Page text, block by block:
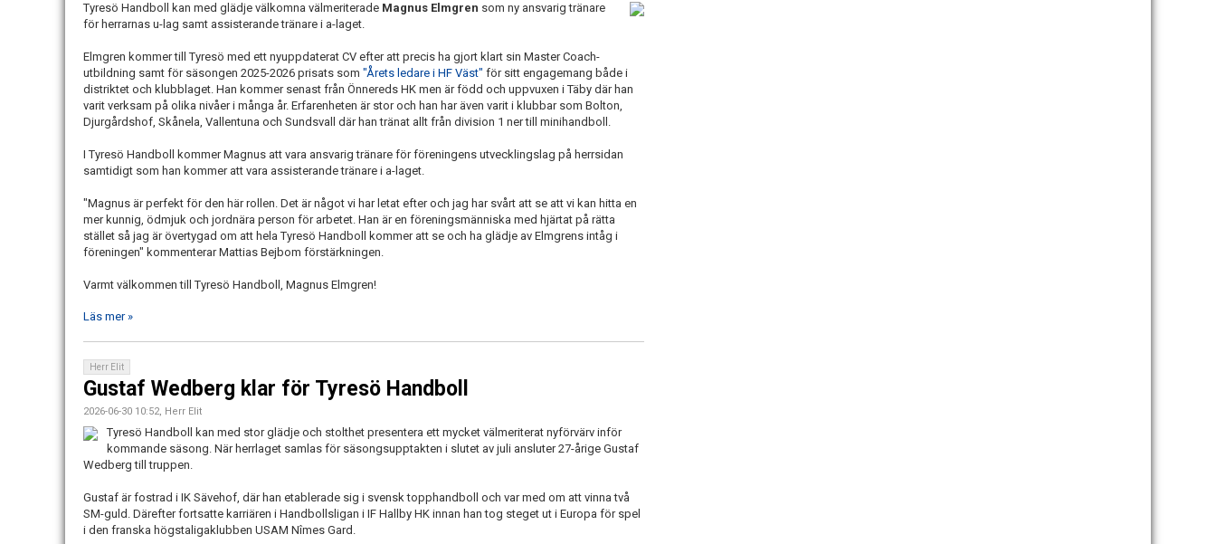
Tyresö Handboll kan med glädje välkomna välmeriterade Magnus Elmgren som ny ansvarig tränare
för herrarnas u-lag samt assisterande tränare i a-laget.
Elmgren kommer till Tyresö med ett nyuppdaterat CV efter att precis ha gjort klart sin Master Coach-
utbildning samt för säsongen 2025-2026 prisats som "Årets ledare i HF Väst" för sitt engagemang både i
distriktet och klubblaget. Han kommer senast från Önnereds HK men är född och uppvuxen i Täby där han
varit verksam på olika nivåer i många år. Erfarenheten är stor och han har även varit i klubbar som Bolton,
Djurgårdshof, Skånela, Vallentuna och Sundsvall där han tränat allt från division 1 ner till minihandboll.
I Tyresö Handboll kommer Magnus att vara ansvarig tränare för föreningens utvecklingslag på herrsidan
samtidigt som han kommer att vara assisterande tränare i a-laget.
"Magnus är perfekt för den här rollen. Det är något vi har letat efter och jag har svårt att se att vi kan hitta en
mer kunnig, ödmjuk och jordnära person för arbetet. Han är en föreningsmänniska med hjärtat på rätta
stället så jag är övertygad om att hela Tyresö Handboll kommer att se och ha glädje av Elmgrens intåg i
föreningen" kommenterar Mattias Bejbom förstärkningen.
Varmt välkommen till Tyresö Handboll, Magnus Elmgren!
Läs mer »
Herr Elit
Gustaf Wedberg klar för Tyresö Handboll
2026-06-30 10:52, Herr Elit
Tyresö Handboll kan med stor glädje och stolthet presentera ett mycket välmeriterat nyförvärv inför
kommande säsong. När herrlaget samlas för säsongsupptakten i slutet av juli ansluter 27-årige Gustaf
Wedberg till truppen.
Gustaf är fostrad i IK Sävehof, där han etablerade sig i svensk topphandboll och var med om att vinna två
SM-guld. Därefter fortsatte karriären i Handbollsligan i IF Hallby HK innan han tog steget ut i Europa för spel
i den franska högstaligaklubben USAM Nîmes Gard.